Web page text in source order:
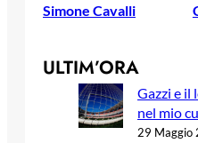
Simone Cavalli
ULTIM’ORA
Gazzi e il
nel mio
29 Maggio